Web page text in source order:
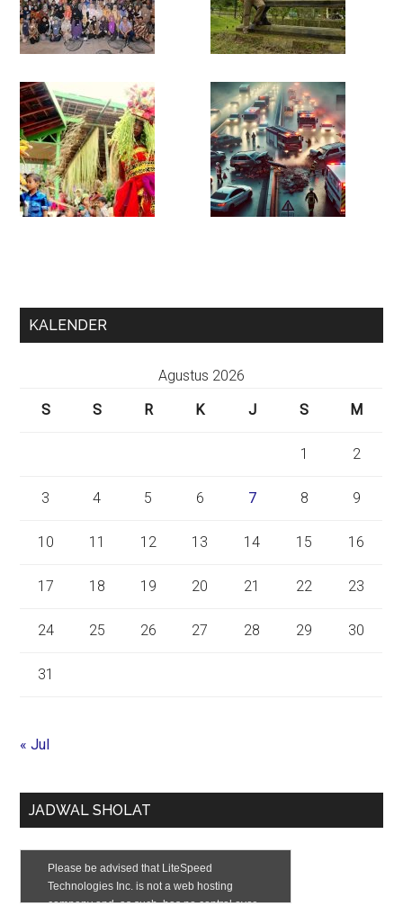
KALENDER
Agustus 2026
S
S R K J S M
1 2
3 4 5 6 7 8 9
10 11 12 13 14 15 16
17 18 19 20 21 22 23
24 25 26 27 28 29 30
31
« Jul
JADWAL SHOLAT